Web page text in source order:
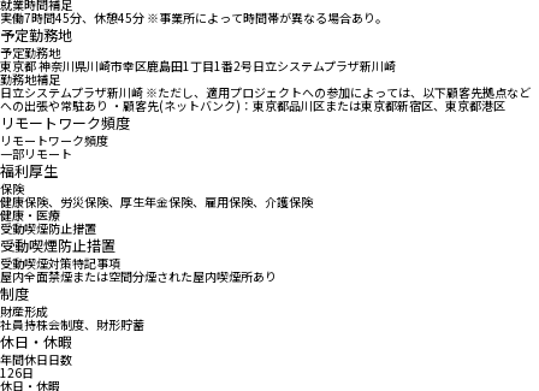
就業時間補足
実働7時間45分、休憩45分 ※事業所によって時間帯が異なる場合あり。
予定勤務地
予定勤務地
東京都 神奈川県川崎市幸区鹿島田1丁目1番2号日立システムプラザ新川崎
勤務地補足
日立システムプラザ新川崎 ※ただし、適用プロジェクトへの参加によっては、以下顧客先拠点など
への出張や常駐あり ・顧客先(ネットバンク)：東京都品川区または東京都新宿区、東京都港区
リモートワーク頻度
リモートワーク頻度
一部リモート
福利厚生
保険
健康保険、労災保険、厚生年金保険、雇用保険、介護保険
健康・医療
受動喫煙防止措置
受動喫煙防止措置
受動喫煙対策特記事項
屋内全面禁煙または空間分煙された屋内喫煙所あり
制度
財産形成
社員持株会制度、財形貯蓄
休日・休暇
年間休日日数
126日
休日・休暇